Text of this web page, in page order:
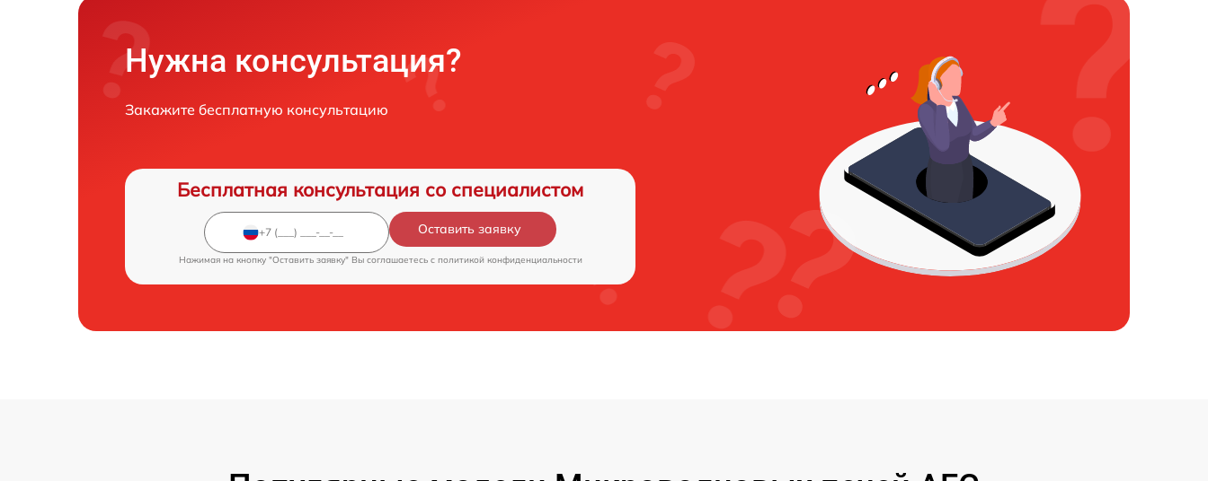
Нужна консультация?
Закажите бесплатную консультацию
Бесплатная консультация со специалистом
Оставить заявку
Нажимая на кнопку "Оставить заявку" Вы соглашаетесь c политикой конфиденциальности